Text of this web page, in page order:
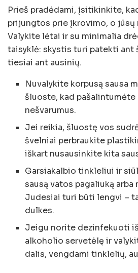
Prieš pradėdami, įsitikinkite,
prijungtos prie įkrovimo, o jūsų
Valykite lėtai ir su minimalia
taisyklė: skystis turi patekti ant
tiesiai ant ausinių.
Nuvalykite korpusą sausa
šluoste, kad
nešvarumus.
Jei reikia, šluostę vos
švelniai perbraukite
iškart nusausinkite kita
Garsiakalbio tinkleliui ir
sausą vatos pagaliuką
Judesiai turi būti lengvi –
dulkes.
Jeigu norite dezinfekuoti
alkoholio servetėlę ir
dalis, vengdami tinklelių,